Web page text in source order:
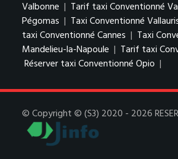
Valbonne | Tarif taxi Conventionné
Pégomas | Taxi Conventionné
taxi Conventionné Cannes | Taxi
Mandelieu-la-Napoule | Tarif taxi
Réserver taxi Conventionné Opio |
© Copyright © (S3) 2020 - 2026